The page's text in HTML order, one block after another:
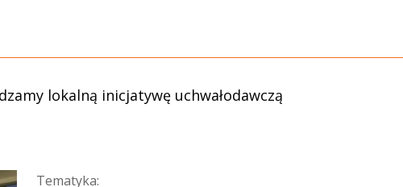
lokalną inicjatywę uchwałodawczą
Tematyka: